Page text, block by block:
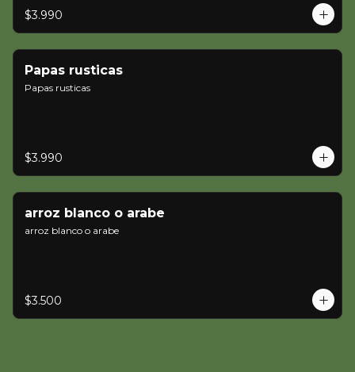
$3.990
Papas rusticas
Papas rusticas
$3.990
arroz blanco o arabe
arroz blanco o arabe
$3.500